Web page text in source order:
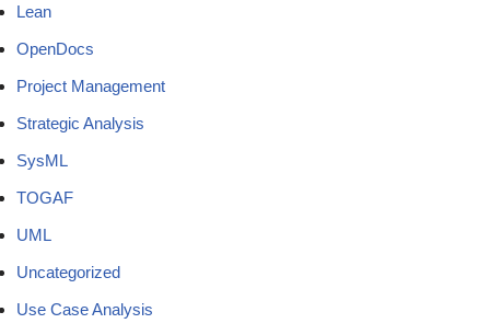
Lean
OpenDocs
Project Management
Strategic Analysis
SysML
TOGAF
UML
Uncategorized
Use Case Analysis